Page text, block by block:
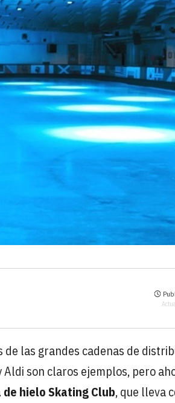
las grandes cadenas de
son claros ejemplos, pero
de hielo Skating Club, que lleva